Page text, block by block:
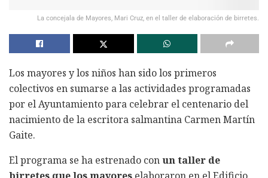
La concejala de Mayores, Mari Cruz, en el taller de elaboración de birretes.
Los mayores y los niños han sido los primeros
colectivos en sumarse a las actividades programadas
por el Ayuntamiento para celebrar el centenario del
nacimiento de la escritora salmantina Carmen Martín
Gaite.
El programa se ha estrenado con un taller de